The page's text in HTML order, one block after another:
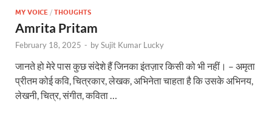
MY VOICE / THOUGHTS
Amrita Pritam
February 18, 2025 - bySujit Kumar Lucky
जानते हो मेरे पास कुछ संदेशे हैं जिनका इंतज़ार किसी को भी नहीं। – अमृता
प्रीतम कोई कवि, चित्रकार, लेखक, अभिनेता चाहता है कि उसके अभिनय,
लेखनी, चित्र, संगीत, कविता …